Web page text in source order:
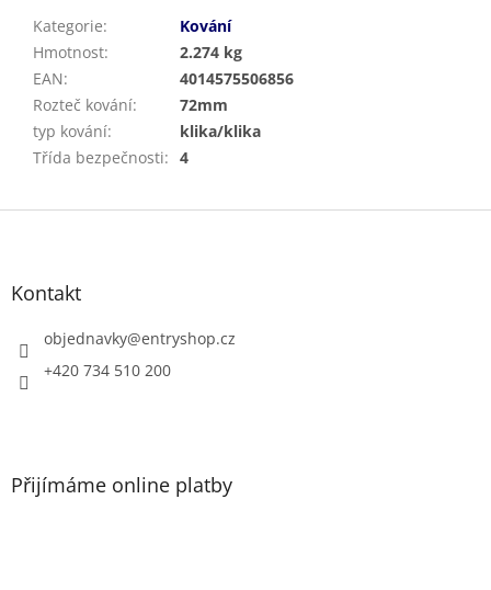
Kategorie:
Kování
Hmotnost:
2.274 kg
EAN:
4014575506856
Rozteč kování:
72mm
typ kování:
klika/klika
Třída bezpečnosti: 4
Z
Kontakt
objednavky@entryshop.cz
+420 734 510 200
Přijímáme online platby